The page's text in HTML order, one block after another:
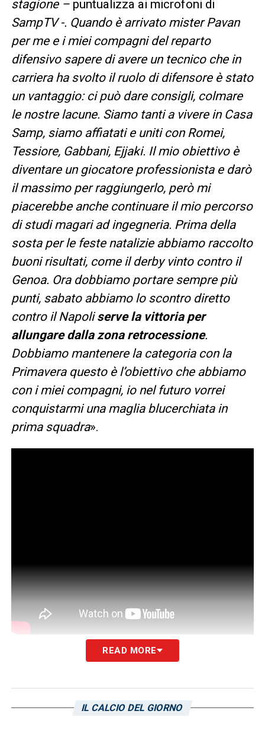
stagione – puntualizza ai microfoni di
SampTV -. Quando è arrivato mister Pavan
per me e i miei compagni del reparto
difensivo sapere di avere un tecnico che in
carriera ha svolto il ruolo di difensore è stato
un vantaggio: ci può dare consigli, colmare
le nostre lacune. Siamo tanti a vivere in Casa
Samp, siamo affiatati e uniti con Romei,
Tessiore, Gabbani, Ejjaki. Il mio obiettivo è
diventare un giocatore professionista e darò
il massimo per raggiungerlo, però mi
piacerebbe anche continuare il mio percorso
di studi magari ad ingegneria. Prima della
sosta per le feste natalizie abbiamo raccolto
buoni risultati, come il derby vinto contro il
Genoa. Ora dobbiamo portare sempre più
punti, sabato abbiamo lo scontro diretto
contro il Napoliserve la vittoria per
allungare dalla zona retrocessione.
Dobbiamo mantenere la categoria con la
Primavera questo è l’obiettivo che abbiamo
con i miei compagni, io nel futuro vorrei
conquistarmi una maglia blucerchiata in
prima squadra».
READ MORE
IL CALCIO DEL GIORNO